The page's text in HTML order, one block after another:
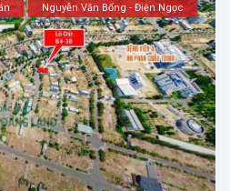
Nguyễn Văn Bổng - Điện Ngọc